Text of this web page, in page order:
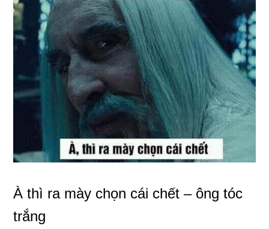
À thì ra mày chọn cái chết – ông tóc
trắng